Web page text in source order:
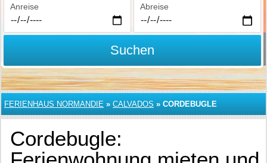
Anreise Abreise
Suchen
FERIENHAUS NORMANDIE » CALVADOS » CORDEBUGLE
Cordebugle: